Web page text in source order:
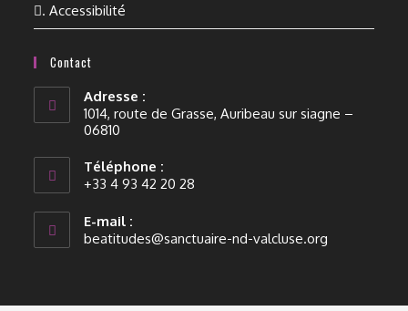
. Accessibilité
Contact
Adresse :
1014, route de Grasse, Auribeau sur siagne –
06810
Téléphone :
+33 4 93 42 20 28
E-mail :
beatitudes@sanctuaire-nd-valcluse.org